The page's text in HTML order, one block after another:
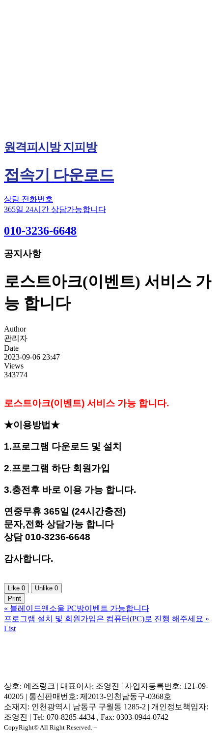
원격피시방 지피방
접속기 다운로드
상담 전화번호
365일 24시간 상담가능합니다
010-3236-6648
공지사항
로스트아크(이벤트) 서비스 가
능 합니다
Author
관리자
Date
2023-09-06 23:47
Views
343774
로스트아크(이벤트) 서비스 가능 합니다.
★이용방법★
1.프로그램 다운로드 및 설치
2.프로그램 하단 회원가입
3.충전후 바로 이용 가능 합니다.
연중무휴 365일 (24시간충전)
문자,전화 상담가능 합니다
상담 010-3236-6648
감사합니다.
Like 0 Unlike 0
Print
« 블레이드앤소울 PC방이벤트 가능합니다
프로그램 설치 및 회원가입은 컴퓨터(PC)로 진행 해주세요 »
List
상호: 에즈링크 | 대표이사: 조영진 | 사업자등록번호: 121-09-
40205 | 통신판매번호: 제2013-인천남동구-0368호
소재지: 인천광역시 남동구 구월동 1285-2 | 개인정보책임자:
조영진 | Tel: 070-8285-4434 , Fax: 0303-0944-0742
CopyRight© All Right Reserved. –